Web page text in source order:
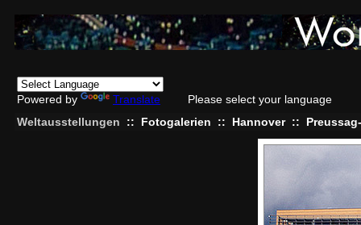
Powered by Translate
Please select your language
Weltausstellungen
:: Fotogalerien :: Hannover ::